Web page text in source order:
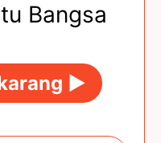
Bangsa
►